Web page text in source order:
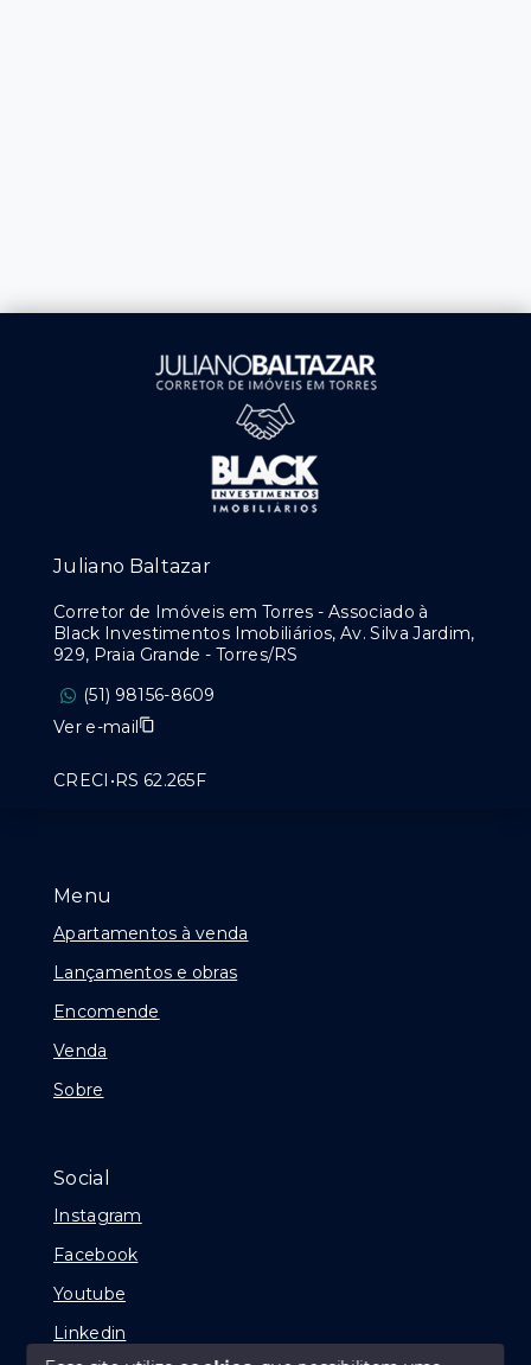
Menu
Apartamentos à venda
Lançamentos e obras
Encomende
Venda
Sobre
Social
Instagram
Facebook
Youtube
Linkedin
Juliano Baltazar
Corretor de Imóveis em Torres - Associado à
Black Investimentos Imobiliários, Av. Silva Jardim,
929, Praia Grande - Torres/RS
(51) 98156-8609
Ver e-mail
CRECI•RS 62.265F